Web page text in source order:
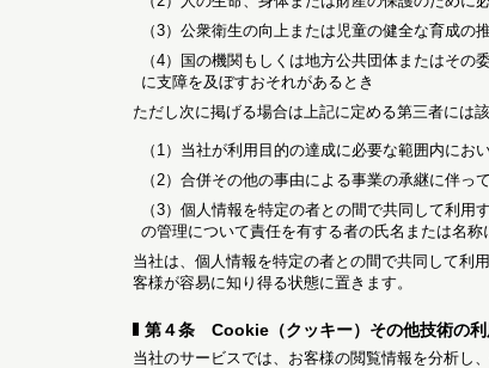
（3）公衆衛生の向上または児童の健全な育成
（4）国の機関もしくは地方公共団体またはそ
に支障を及ぼすおそれがあるとき
ただし次に掲げる場合は上記に定める第三者には該
（1）当社が利用目的の達成に必要な範囲内に
（2）合併その他の事由による事業の承継に伴っ
（3）個人情報を特定の者との間で共同して利
の管理について責任を有する者の氏名または名
当社は、個人情報を特定の者との間で共同して利
客様が容易に知り得る状態に置きます。
第４条 Cookie（クッキー）その他技術の利
当社のサービスでは、お客様の閲覧情報を分析し